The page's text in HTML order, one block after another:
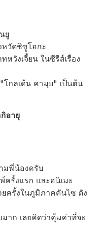
ยู
หวัดชิซูโอกะ
หวังเจี้ยน ในซีรีส์เรื่อง
โกลเด้น คามุย" เป็นต้น
อายุ
มพี่น้องครับ
รั้งแรก และอนิเมะ
ครั้งในภูมิภาคคันไซ ดัง
าก เลยคิดว่าคุ้มค่าที่จะ